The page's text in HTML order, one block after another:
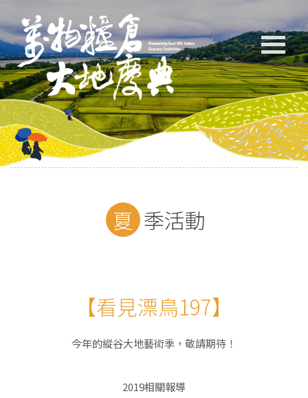
夏季活動
【看見漂鳥197】
今年的縱谷大地藝術季，敬請期待！
2019相關報導